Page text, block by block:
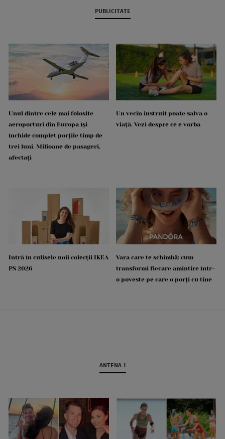
PUBLICITATE
Unul dintre cele mai folosite
aeroporturi din Europa își
închide complet porțile timp de
trei luni. Milioane de pasageri,
afectați
Un vecin instruit poate salva o
viață. Vezi despre ce e vorba
Intră în culisele noii colecții IKEA
PS 2026
Vara care te schimbă: cum
transformi fiecare amintire într-
o poveste pe care o porți cu tine
ANTENA 1